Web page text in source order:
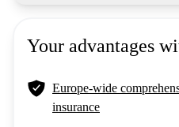
Your advantages
Europe-wide
insurance